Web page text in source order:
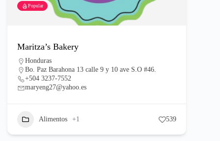
Popular
Maritza’s Bakery
Honduras
Bo. Paz Barahona 13 calle 9 y 10 ave S.O #46.
+504 3237-7552
maryeng27@yahoo.es
Alimentos +1 539